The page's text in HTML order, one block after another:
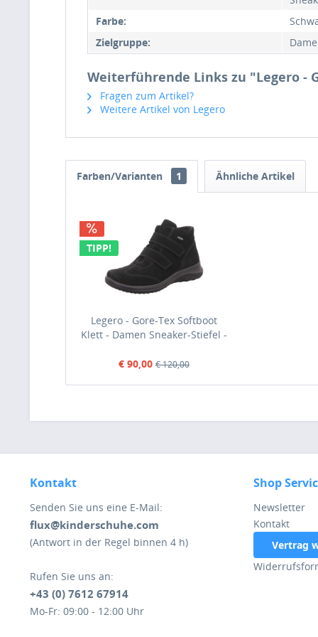
Farbe:
Zielgruppe:
Weiterführende Links zu "Legero -
Fragen zum Artikel?
Weitere Artikel von Legero
Farben/Varianten 1 Ähnliche Artikel
TIPP!
Legero - Gore-Tex Softboot
Klett - Damen Sneaker-Stiefel -
€ 90,00 € 120,00
Kontakt
Senden Sie uns eine E-Mail:
flux@kinderschuhe.com
(Antwort in der Regel binnen 4 h)
Rufen Sie uns an:
+43 (0) 7612 67914
Mo-Fr: 09:00 - 12:00 Uhr
Shop
Newsletter
Kontakt
Vertrag